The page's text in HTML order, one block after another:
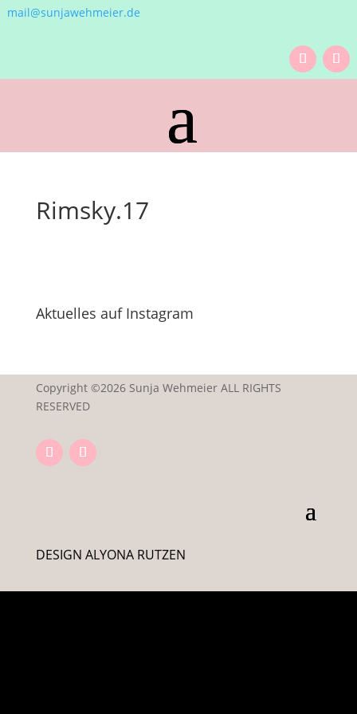
mail@sunjawehmeier.de
Rimsky.17
Aktuelles auf Instagram
Copyright ©2026 Sunja Wehmeier ALL RIGHTS
RESERVED
DESIGN ALYONA RUTZEN